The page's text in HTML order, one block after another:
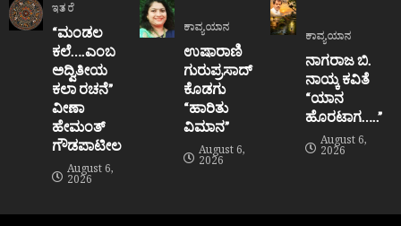
ಇತರೆ
“ಮಂಡಲ
ಕಲೆ….ಎಂಬ
ಅದ್ವಿತೀಯ
ಕಲಾ ರಚನೆ”‌
ವೀಣಾ
ಹೇಮಂತ್‌
ಗೌಡಪಾಟೀಲ
August 6,
2026
ಕಾವ್ಯಯಾನ
ಉಷಾರಾಣಿ
ಗುರುಪ್ರಸಾದ್
ಕೊಡಗು
“ಹಾರಿತು
ವಿಮಾನ”
August 6,
2026
ಕಾವ್ಯಯಾನ
ನಾಗರಾಜ ಬಿ.
ನಾಯ್ಕ ಕವಿತೆ
“ಯಾನ
ಹೊರಟಾಗ…..”
August 6,
2026